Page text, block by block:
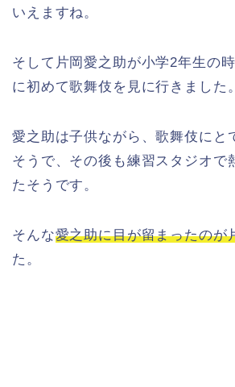
いえますね。
そして片岡愛之助が小学2年生の
に初めて歌舞伎を見に行きました。
愛之助は子供ながら、歌舞伎にと
そうで、その後も練習スタジオで
たそうです。
そんな愛之助に目が留まったのが
た。